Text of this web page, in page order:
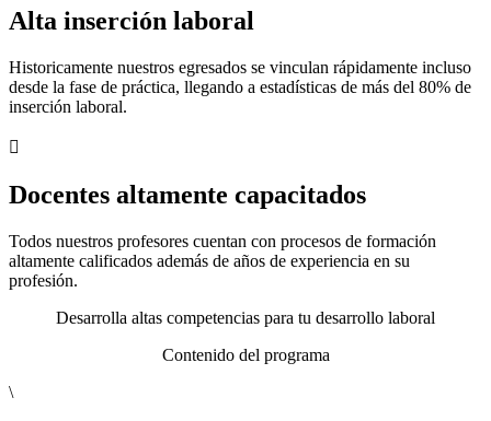
Alta inserción laboral
Historicamente nuestros egresados se vinculan rápidamente incluso
desde la fase de práctica, llegando a estadísticas de más del 80% de
inserción laboral.

Docentes altamente capacitados
Todos nuestros profesores cuentan con procesos de formación
altamente calificados además de años de experiencia en su
profesión.
Desarrolla altas competencias para tu desarrollo laboral
Contenido del programa
\